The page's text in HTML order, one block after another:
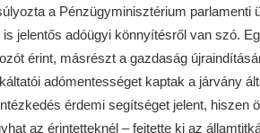
a Pénzügyminisztérium parlamenti
jelentős adóügyi könnyítésről van szó.
érint, másrészt a gazdaság
adómentességet kaptak a járvány
érdemi segítséget jelent, hiszen
az érintetteknél – fejtette ki az